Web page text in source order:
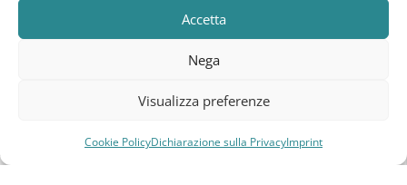
Accetta
Nega
Visualizza preferenze
Cookie PolicyDichiarazione sulla PrivacyImprint
Lista dei desideri
CarrelloMenu